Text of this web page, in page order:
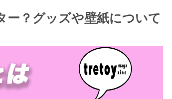
？グッズや壁紙について